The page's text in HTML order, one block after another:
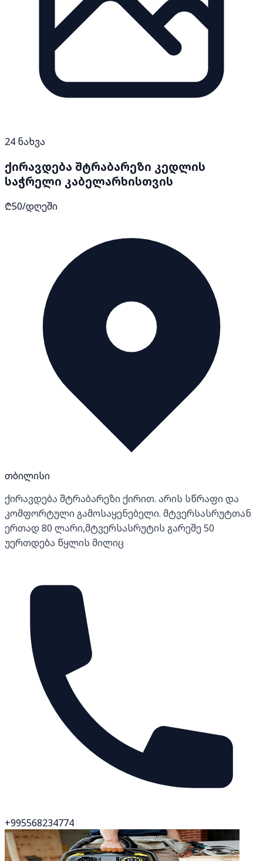
24 ნახვა
ქირავდება შტრაბარეზი კედლის
საჭრელი კაბელარხისთვის
₾50/დღეში
თბილისი
ქირავდება შტრაბარეზი ქირით. არის სწრაფი და
კომფორტული გამოსაყენებელი. მტვერსასრუტთან
ერთად 80 ლარი,მტვერსასრუტის გარეშე 50
უერთდება წყლის მილიც
+995568234774